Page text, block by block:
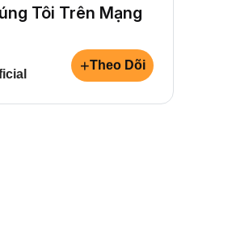
Tôi Trên Mạng
+Theo Dõi